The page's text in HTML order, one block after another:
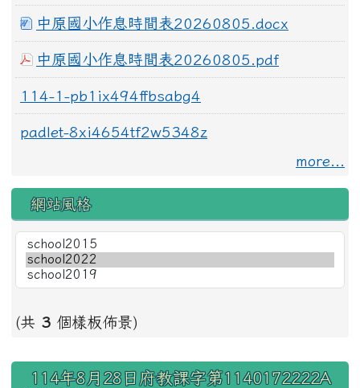
中原國小作息時間表20260805.docx
中原國小作息時間表20260805.pdf
114-1-pb1ix494ffbsabg4
padlet-8xi4654tf2w5348z
more...
網站風格
(共 3 個樣板佈景)
右邊區域內容
114年8月28日府教課字第1140172222A